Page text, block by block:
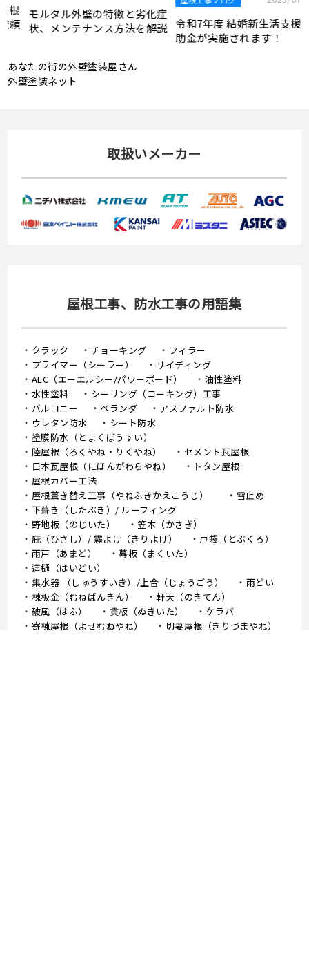
モルタル外壁の特徴と劣化症
状、メンテナンス方法を解説
令和7年度 結婚新生活支援補
助金が実施されます！
あなたの街の外壁塗装屋さん
外壁塗装ネット
取扱いメーカー
屋根工事、防水工事の用語集
クラック チョーキング
フィラー
プライマー（シーラー）
サイディング
ALC（エーエルシー/パワーボード）
油性塗料
水性塗料
シーリング（コーキング）工事
バルコニー
ベランダ
アスファルト防水
ウレタン防水
シート防水
塗膜防水（とまくぼうすい）
陸屋根（ろくやね・りくやね）
セメント瓦屋根
日本瓦屋根（にほんがわらやね）
トタン屋根
屋根カバー工法
屋根葺き替え工事（やねふきかえこうじ）
雪止め
下葺き（したぶき）/ ルーフィング
野地板（のじいた）
笠木（かさぎ）
庇（ひさし）/ 霧よけ（きりよけ）
戸袋（とぶくろ）
雨戸（あまど）
幕板（まくいた）
這樋（はいどい）
集水器 （しゅうすいき）/上合（じょうごう）
雨どい
棟板金（むねばんきん）
軒天（のきてん）
破風（はふ）
貫板（ぬきいた）
ケラバ
寄棟屋根（よせむねやね）
切妻屋根（きりづまやね）